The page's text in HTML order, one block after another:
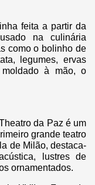
feita a partir da
na culinária
como o bolinho de
legumes, ervas
à mão, o
da Paz é um
grande teatro
de Milão, destaca-
lustres de
ornamentados.